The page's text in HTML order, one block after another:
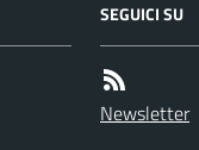
SEGUICI SU
Newsletter